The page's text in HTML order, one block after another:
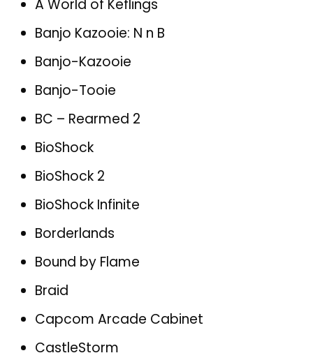
A World of Keflings
Banjo Kazooie: N n B
Banjo-Kazooie
Banjo-Tooie
BC – Rearmed 2
BioShock
BioShock 2
BioShock Infinite
Borderlands
Bound by Flame
Braid
Capcom Arcade Cabinet
CastleStorm